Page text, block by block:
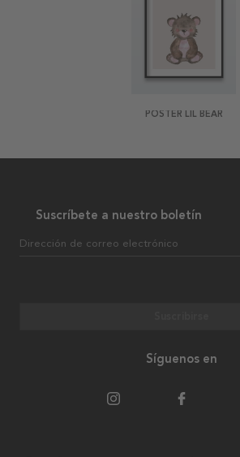
POSTER LIL BEAR
Suscríbete a nuestro boletín
Dirección de correo electrónico
Síguenos en